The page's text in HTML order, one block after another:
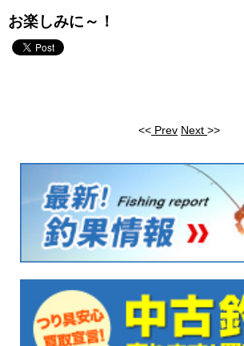
お楽しみに～！
<< Prev Next >>